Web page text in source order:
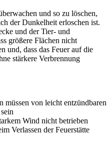
und so zu löschen,
der Dunkelheit erloschen ist.
und der Tier- und
größere Flächen nicht
und, dass das Feuer auf die
stärkere Verbrennung
müssen von leicht entzündbaren
Wind nicht betrieben
Verlassen der Feuerstätte